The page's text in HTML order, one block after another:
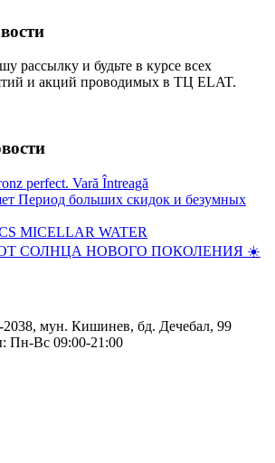
рассылку и будьте в курсе всех
и акций проводимых в ТЦ ELAT.
perfect. Vară Întreagă
Период больших скидок и безумных
MICELLAR WATER
СОЛНЦА НОВОГО ПОКОЛЕНИЯ ☀️
мун. Кишинев, бд. Дечебал, 99
Пн-Вс 09:00-21:00